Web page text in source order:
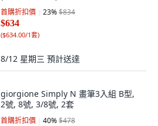
首購折扣價 23%$834
$634
($634.00/1套)
8/12 星期三 預計送達
giorgione Simply N 畫筆3入組 B型,
2號, 8號, 3/8號, 2套
首購折扣價 40%$478